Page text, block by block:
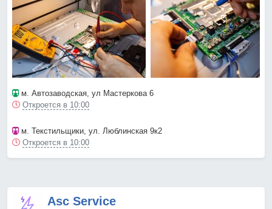
м. Автозаводская, ул Мастеркова 6
Откроется в 10:00
м. Текстильщики, ул. Люблинская 9к2
Откроется в 10:00
Asc Service